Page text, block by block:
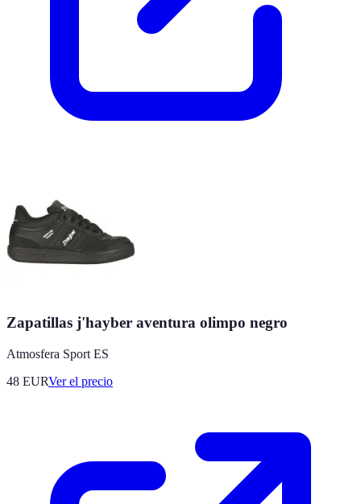
Zapatillas j'hayber aventura olimpo negro
Atmosfera Sport ES
48 EURVer el precio